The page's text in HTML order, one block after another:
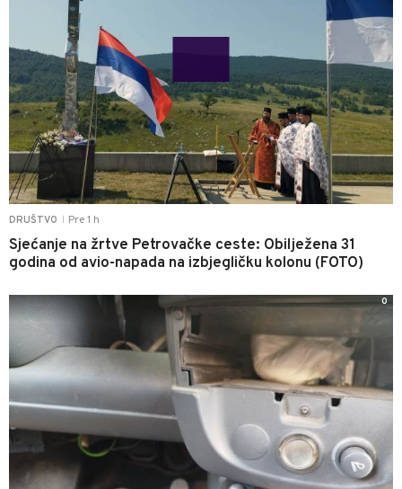
DRUŠTVO Pre 1 h
Sjećanje na žrtve Petrovačke ceste: Obilježena 31
godina od avio-napada na izbjegličku kolonu (FOTO)
0